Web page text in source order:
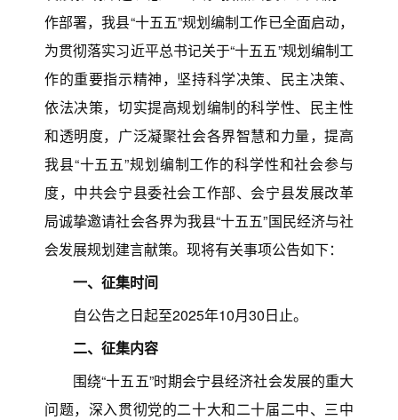
作部署，我县“十五五”规划编制工作已全面启动，
为贯彻落实习近平总书记关于“十五五”规划编制工
作的重要指示精神，坚持科学决策、民主决策、
依法决策，切实提高规划编制的科学性、民主性
和透明度，广泛凝聚社会各界智慧和力量，提高
我县“十五五”规划编制工作的科学性和社会参与
度，中共会宁县委社会工作部、会宁县发展改革
局诚挚邀请社会各界为我县“十五五”国民经济与社
会发展规划建言献策。现将有关事项公告如下：
一、征集时间
自公告之日起至2025年10月30日止。
二、征集内容
围绕“十五五”时期会宁县经济社会发展的重大
问题，深入贯彻党的二十大和二十届二中、三中